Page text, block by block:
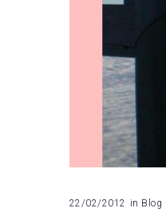
22/02/2012 in Blog